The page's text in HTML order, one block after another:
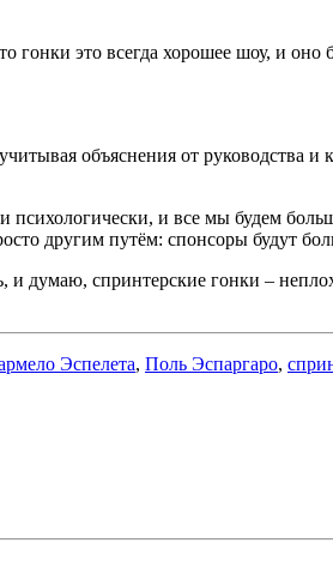
гонки это всегда хорошее шоу, и
объяснения от руководства и
психологически, и все мы будем
другим путём: спонсоры будут
думаю, спринтерские гонки –
Эспелета, Поль Эспаргаро,